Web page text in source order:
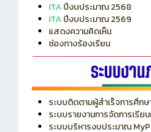
ITA ปีงบประมาณ 2567
ITA ปีงบประมาณ 2568
ITAปีงบประมาณ 2569
แสดงความคิดเห็น
ช่องทางร้องเรียน
ระบบติดตามผู้สำเร็จการศึก